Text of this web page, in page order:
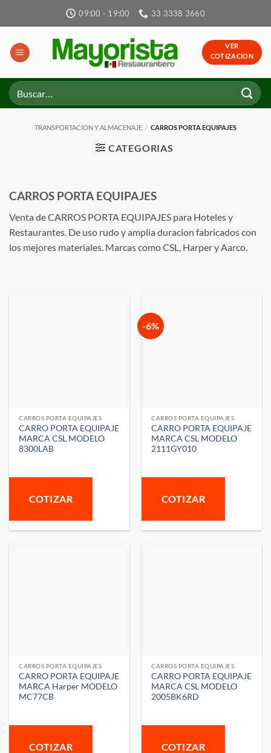
09:00 - 19:00 33 3338 3660
VER
COTIZACION
Buscar
por:
TRANSPORTACION Y ALMACENAJE / CARROS PORTA EQUIPAJES
CATEGORIAS
CARROS PORTA EQUIPAJES
Venta de CARROS PORTA EQUIPAJES para Hoteles y
Restaurantes. De uso rudo y amplia duracion fabricados con
los mejores materiales. Marcas como CSL, Harper y Aarco.
CARROS PORTA EQUIPAJES
CARRO PORTA EQUIPAJE
MARCA CSL MODELO
8300LAB
COTIZAR
-6%
CARROS PORTA EQUIPAJES
CARRO PORTA EQUIPAJE
MARCA CSL MODELO
2111GY010
COTIZAR
CARROS PORTA EQUIPAJES
CARRO PORTA EQUIPAJE
MARCA Harper MODELO
MC77CB
COTIZAR
CARROS PORTA EQUIPAJES
CARRO PORTA EQUIPAJE
MARCA CSL MODELO
2005BK6RD
COTIZAR